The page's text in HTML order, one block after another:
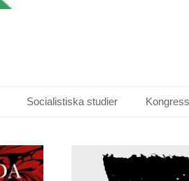
Socialistiska studier